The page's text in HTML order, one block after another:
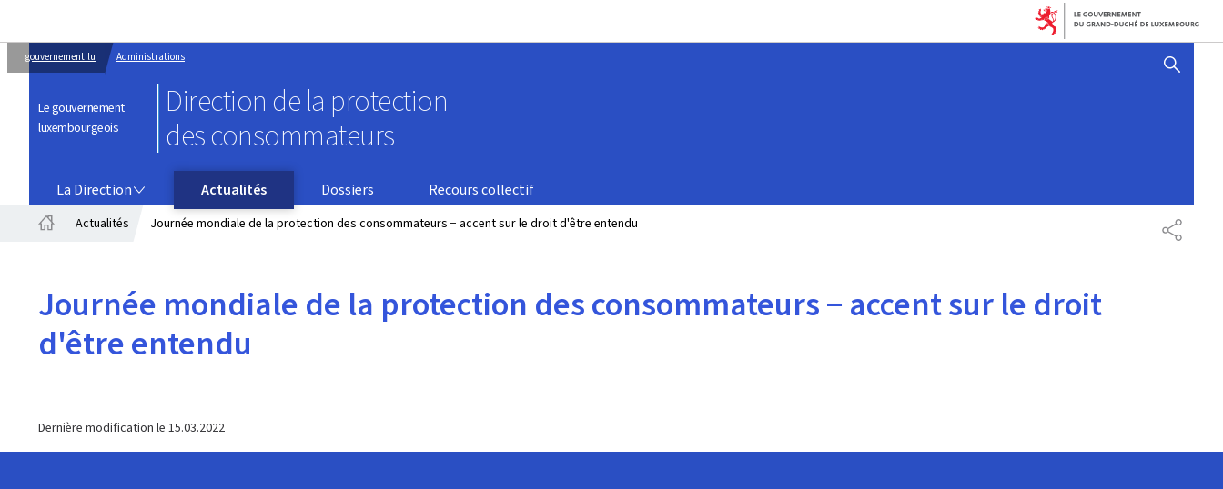
gouvernement.lu Administrations
Le gouvernement
luxembourgeois
Direction de la protection
des consommateurs
AFFICHER / MASQUER
La Direction Actualités Dossiers
Recours collectif
Actualités Journée mondiale de la protection des consommateurs − accent sur le droit d'être entendu
Journée mondiale de la protection des consommateurs − accent sur le droit
d'être entendu
Dernière modification le 15.03.2022